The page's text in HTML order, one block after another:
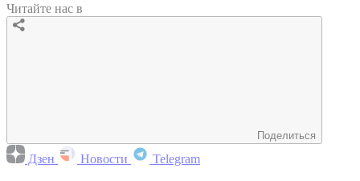
Читайте нас в
Поделиться
Дзен Новости Telegram